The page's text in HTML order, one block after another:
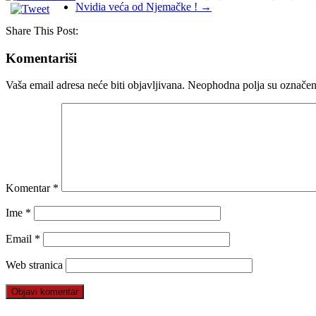
Nvidia veća od Njemačke ! →
Share This Post:
Komentariši
Vaša email adresa neće biti objavljivana. Neophodna polja su
Komentar *
Ime *
Email *
Web stranica